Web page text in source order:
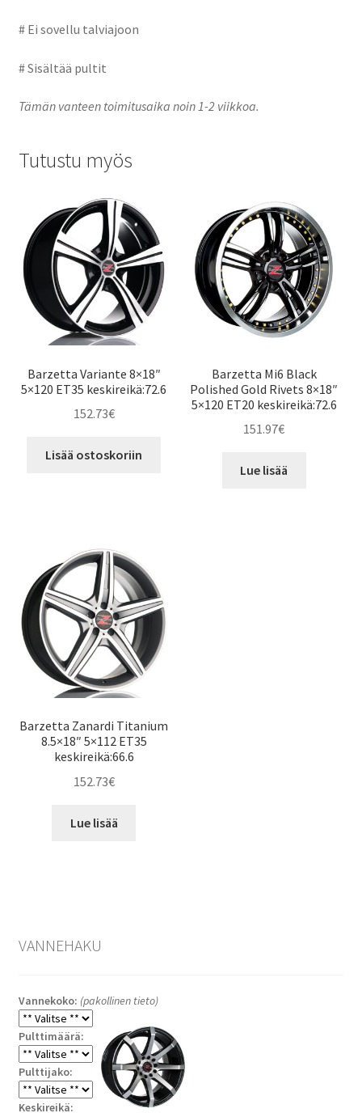
# Ei sovellu talviajoon
# Sisältää pultit
Tämän vanteen toimitusaika noin 1-2 viikkoa.
Tutustu myös
Barzetta Variante 8×18″
5×120 ET35 keskireikä:72.6
152.73€
Lisää ostoskoriin
Barzetta Mi6 Black
Polished Gold Rivets 8×18″
5×120 ET20 keskireikä:72.6
151.97€
Lue lisää
Barzetta Zanardi Titanium
8.5×18″ 5×112 ET35
keskireikä:66.6
152.73€
Lue lisää
VANNEHAKU
Vannekoko: (pakollinen tieto)
Pulttimäärä:
Pulttijako:
Keskireikä: